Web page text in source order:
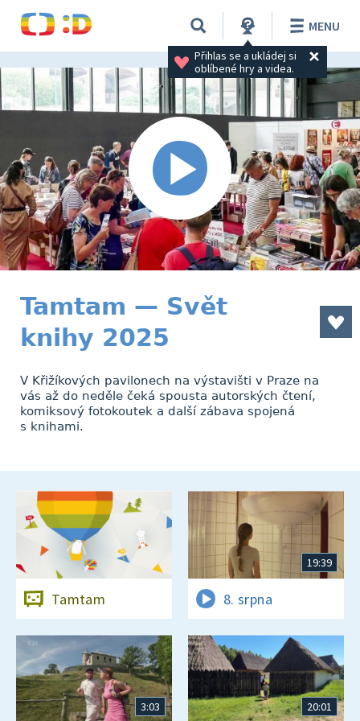
Přihlas se a ukládej si
oblíbené hry a videa.
MENU
Tamtam — Svět
knihy 2025
V Křižíkových pavilonech na výstavišti v Praze na
vás až do neděle čeká spousta autorských čtení,
komiksový fotokoutek a další zábava spojená
s knihami.
Tamtam
19:39
8. srpna
3:03 20:01